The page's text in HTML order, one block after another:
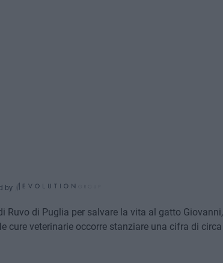
by
Ruvo di Puglia per salvare la vita al gatto Giovanni,
cure veterinarie occorre stanziare una cifra di circa